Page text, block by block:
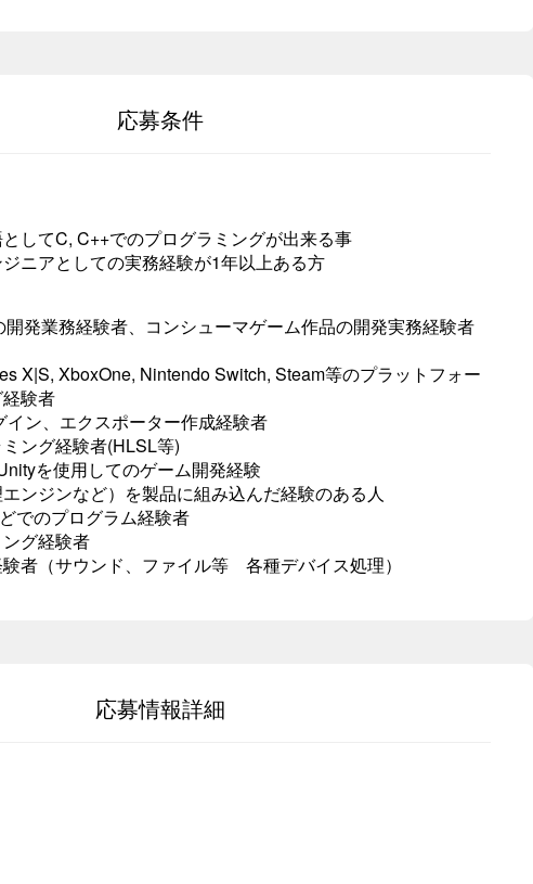
応募条件
してC, C++でのプログラミングが出来る事
ジニアとしての実務経験が1年以上ある方
開発業務経験者、コンシューマゲーム作品の開発実務経験者
X|S, XboxOne, Nintendo Switch, Steam等のプラットフォー
験者
イン、エクスポーター作成経験者
ング経験者(HLSL等)
を使用してのゲーム開発経験
ンジンなど）を製品に組み込んだ経験のある人
でのプログラム経験者
グ経験者
験者（サウンド、ファイル等 各種デバイス処理）
応募情報詳細